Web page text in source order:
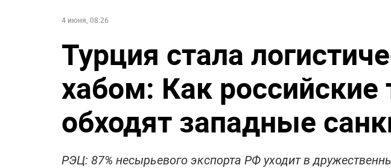
4 июня, 08:26
Турция стала
хабом: Как российские
обходят западные
РЭЦ: 87% несырьевого экспорта РФ уходит в